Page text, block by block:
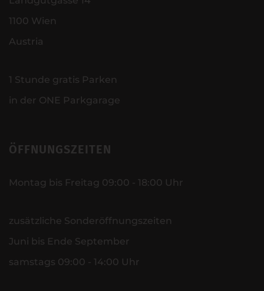
1100 Wien
Austria
1 Stunde gratis Parken
in der ONE Parkgarage
ÖFFNUNGSZEITEN
Montag bis Freitag 09:00 - 18:00 Uhr
zusätzliche Sonderöffnungszeiten
Juni bis Ende September
samstags 09:00 - 14:00 Uhr